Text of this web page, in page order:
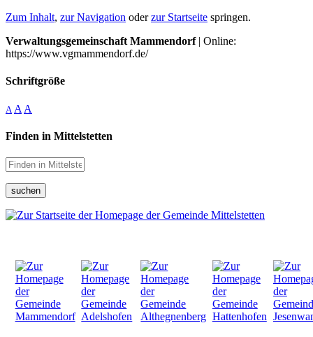
Zum Inhalt, zur Navigation oderzur Startseite springen.
Verwaltungsgemeinschaft Mammendorf| Online:
https://www.vgmammendorf.de/
Schriftgröße
A A A
Finden in Mittelstetten
suchen